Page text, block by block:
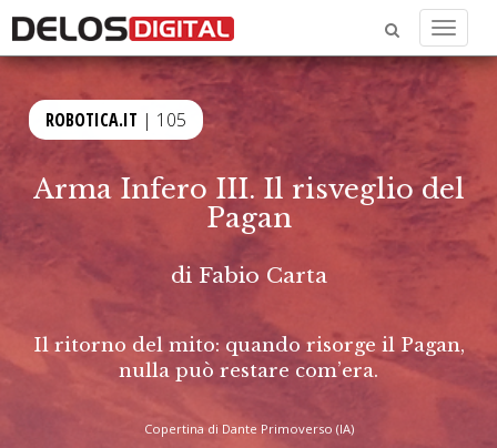
Menu
ROBOTICA.IT | 105
Arma Infero III. Il risveglio del
Pagan
di Fabio Carta
Il ritorno del mito: quando risorge il Pagan,
nulla può restare com’era.
Copertina di Dante Primoverso (IA)